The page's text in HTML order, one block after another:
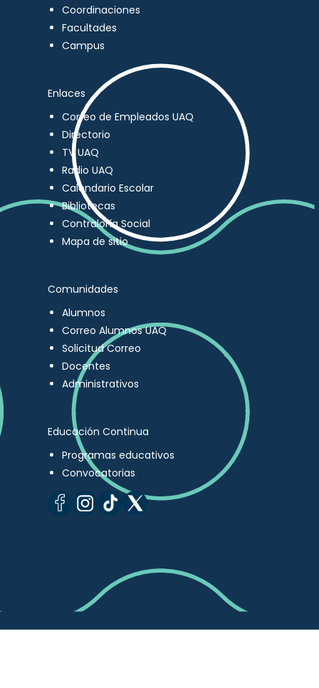
Coordinaciones
Facultades
Campus
Enlaces
Correo de Empleados UAQ
Directorio
TV UAQ
Radio UAQ
Calendario Escolar
Bibliotecas
Contraloría Social
Mapa de sitio
Comunidades
Alumnos
Correo Alumnos UAQ
Solicitud Correo
Docentes
Administrativos
Educación Continua
Programas educativos
Convocatorias